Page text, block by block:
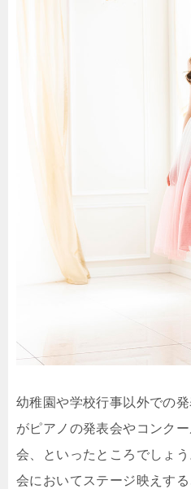
幼稚園や学校行事以外での
がピアノの発表会やコンク
会、といったところでしょ
会においてステージ映えす